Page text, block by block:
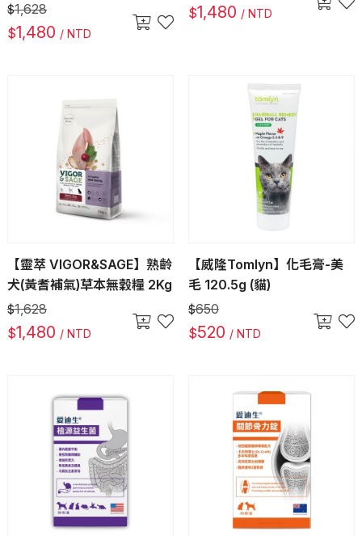
$1,628
$1,480 / NTD
$1,480 / NTD
【靈萃 VIGOR&SAGE】熟齡
犬(黃耆補氣)草本無穀糧 2Kg
$1,628
$1,480 / NTD
【威隆Tomlyn】化毛膏-美
毛 120.5g (貓)
$650
$520 / NTD